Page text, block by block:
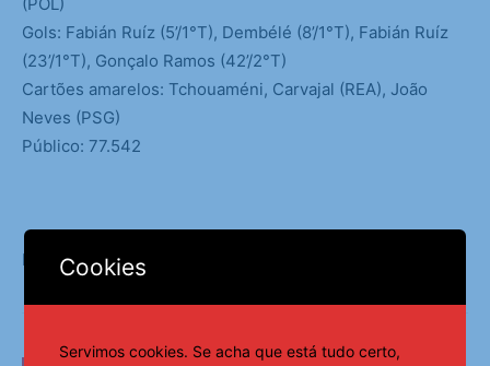
Gols: Fabián Ruíz (5’/1°T), Dembélé (8’/1°T), Fabián Ruíz
(23’/1°T), Gonçalo Ramos (42’/2°T)
Cartões amarelos: Tchouaméni, Carvajal (REA), João
Neves (PSG)
Público: 77.542
Fonte:Notícias ao Minuto
Cookies
Servimos cookies. Se acha que está tudo certo,